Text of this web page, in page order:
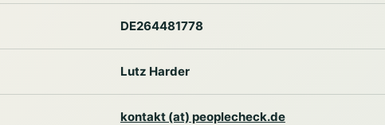
DE264481778
Lutz Harder
kontakt (at) peoplecheck.de